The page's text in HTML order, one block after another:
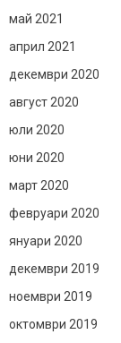
май 2021
април 2021
декември 2020
август 2020
юли 2020
юни 2020
март 2020
февруари 2020
януари 2020
декември 2019
ноември 2019
октомври 2019